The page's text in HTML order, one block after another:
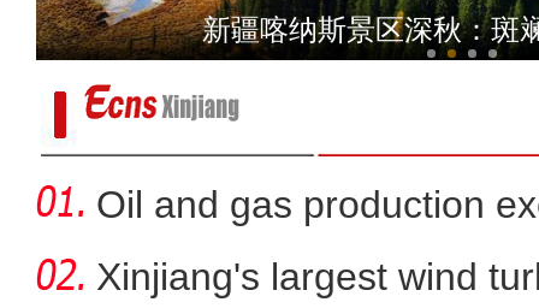
新疆南部百万亩天然胡
新疆喀纳斯景区深秋：斑
Oil and gas production
metr
Xinjiang's largest wind